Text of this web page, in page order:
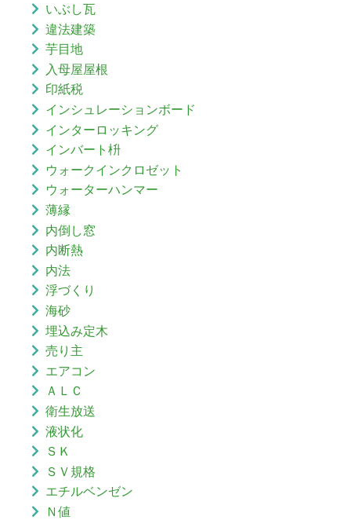
いぶし瓦
違法建築
芋目地
入母屋屋根
印紙税
インシュレーションボード
インターロッキング
インバート枡
ウォークインクロゼット
ウォーターハンマー
薄縁
内倒し窓
内断熱
内法
浮づくり
海砂
埋込み定木
売り主
エアコン
ＡＬＣ
衛生放送
液状化
ＳＫ
ＳＶ規格
エチルベンゼン
Ｎ値